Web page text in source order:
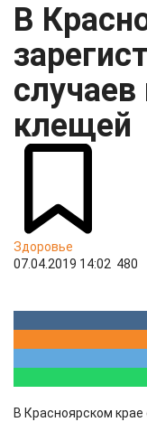
В
клещей
Здоровье
07.04.2019 14:02 480
В Красноярском